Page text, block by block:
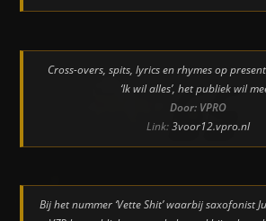
Cross-overs, spits, lyrics en rhymes op
‘Ik wil alles’, het publiek wil
Door: VPRO
Link:3voor12.vpro.nl
Bij het nummer ‘Vette Shit’ waarbij saxofonist